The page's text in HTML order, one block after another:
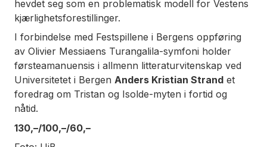
hevdet seg som en problematisk modell for Vestens
kjærlighetsforestillinger.
I forbindelse med Festspillene i Bergens oppføring
av Olivier Messiaens Turangalila-symfoni holder
førsteamanuensis i allmenn litteraturvitenskap ved
Universitetet i Bergen Anders Kristian Strand et
foredrag om Tristan og Isolde-myten i fortid og
nåtid.
130,–/100,–/60,–